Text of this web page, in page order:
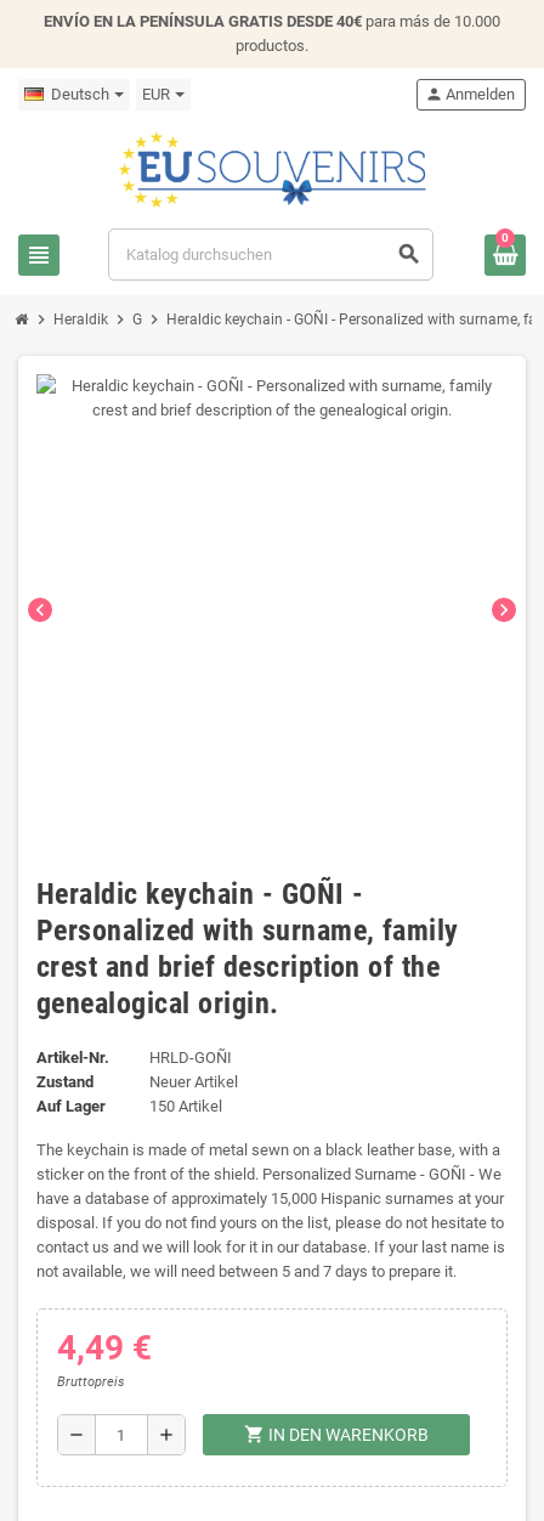
ENVÍO EN LA PENÍNSULA GRATIS DESDE 40€ para más de 10.000
productos.
Deutsch EUR
view_headline search
person Anmelden
0
chevron_right Heraldik chevron_right G chevron_right Heraldic keychain - GOÑI - Personalized with surname,
chevron_left chevron_right
Heraldic keychain - GOÑI -
Personalized with surname, family
crest and brief description of the
genealogical origin.
Artikel-Nr.
HRLD-GOÑI
Zustand
Neuer Artikel
Auf Lager
150 Artikel
The keychain is made of metal sewn on a black leather base, with a
sticker on the front of the shield. Personalized Surname - GOÑI - We
have a database of approximately 15,000 Hispanic surnames at your
disposal. If you do not find yours on the list, please do not hesitate to
contact us and we will look for it in our database. If your last name is
not available, we will need between 5 and 7 days to prepare it.
4,49 €
Bruttopreis
remove add shopping_cart IN DEN WARENKORB